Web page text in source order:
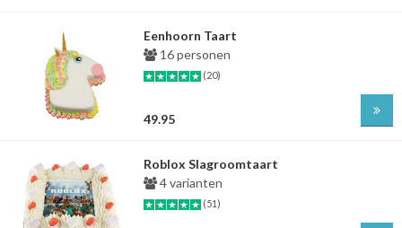
Eenhoorn Taart
16 personen
(20)
49.95
Roblox Slagroomtaart
4 varianten
(51)